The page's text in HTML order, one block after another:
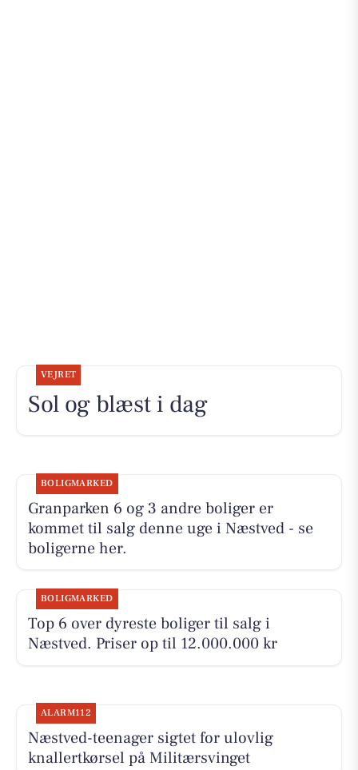
VEJRET
Sol og blæst i dag
BOLIGMARKED
Granparken 6 og 3 andre boliger er
kommet til salg denne uge i Næstved - se
boligerne her.
BOLIGMARKED
Top 6 over dyreste boliger til salg i
Næstved. Priser op til 12.000.000 kr
ALARM112
Næstved-teenager sigtet for ulovlig
knallertkørsel på Militærsvinget